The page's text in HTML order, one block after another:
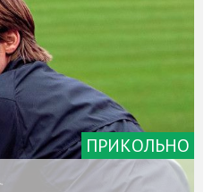
ПРИКОЛЬНО